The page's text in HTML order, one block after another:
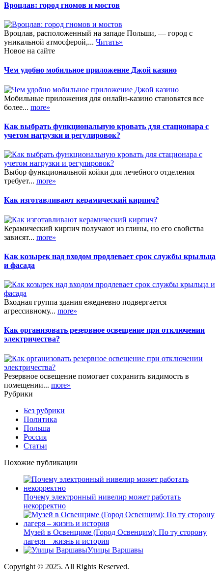
Вроцлав: город гномов и мостов
Вроцлав, расположенный на западе Польши, — город с
уникальной атмосферой,... Читать»
Новое на сайте
Чем удобно мобильное приложение Джой казино
Мобильные приложения для онлайн-казино становятся все
более... more»
Как выбрать функциональную кровать для стационара с
учетом нагрузки и регулировок?
Выбор функциональной койки для лечебного отделения
требует... more»
Как изготавливают керамический кирпич?
Керамический кирпич получают из глины, но его свойства
зависят... more»
Как козырек над входом продлевает срок службы крыльца
и фасада
Входная группа здания ежедневно подвергается
агрессивному... more»
Как организовать резервное освещение при отключении
электричества?
Резервное освещение помогает сохранить видимость в
помещении... more»
Рубрики
Без рубрики
Политика
Польша
Россия
Статьи
Похожие публикации
Почему электронный нивелир может работать
некорректно
Музей в Освенциме (Город Освенцим): По ту сторону
лагеря – жизнь и история
Улицы Варшавы
Copyright © 2025. All Rights Reserved.